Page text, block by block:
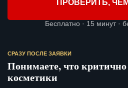
ПРОВЕРИТЬ,
Бесплатно · 15 минут ·
СРАЗУ ПОСЛЕ ЗАЯВКИ
Понимаете, что
косметики